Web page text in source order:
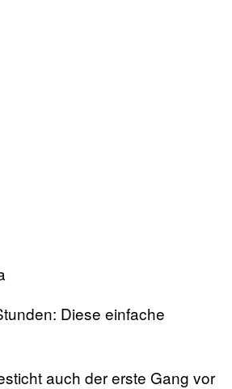
Diese einfache
auch der erste Gang vor